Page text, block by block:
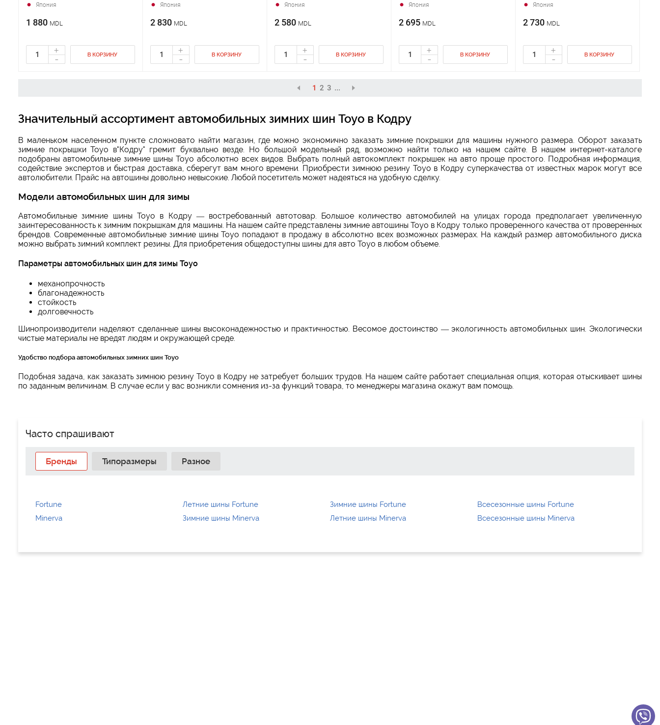
Япония
1 880 MDL
+
- В КОРЗИНУ
Япония
2 830 MDL
+
- В КОРЗИНУ
Япония
2 580 MDL
+
- В КОРЗИНУ
Япония
2 695 MDL
+
- В КОРЗИНУ
Япония
2 730 MDL
+
- В КОРЗИНУ
1 2 3 ...
Значительный ассортимент автомобильных зимних шин Toyo в Кодру
В маленьком населенном пункте сложновато найти магазин, где можно экономично заказать зимние покрышки для машины нужного размера. Оборот заказать
зимние покрышки Toyo в"Кодру" гремит буквально везде. Но большой модельный ряд, возможно найти только на нашем сайте. В нашем интернет-каталоге
подобраны автомобильные зимние шины Toyo абсолютно всех видов. Выбрать полный автокомплект покрышек на авто проще простого. Подробная информация,
содействие экспертов и быстрая доставка, сберегут вам много времени. Приобрести зимнюю резину Toyo в Кодру суперкачества от известных марок могут все
автолюбители. Прайс на автошины довольно невысокие. Любой посетитель может надеяться на удобную сделку.
Модели автомобильных шин для зимы
Автомобильные зимние шины Toyo в Кодру — востребованный автотовар. Большое количество автомобилей на улицах города предполагает увеличенную
заинтересованность к зимним покрышкам для машины. На нашем сайте представлены зимние автошины Toyo в Кодру только проверенного качества от проверенных
брендов. Современные автомобильные зимние шины Toyo попадают в продажу в абсолютно всех возможных размерах. На каждый размер автомобильного диска
можно выбрать зимний комплект резины. Для приобретения общедоступны шины для авто Toyo в любом объеме.
Параметры автомобильных шин для зимы Toyo
механопрочность
благонадежность
стойкость
долговечность
Шинопроизводители наделяют сделанные шины высоконадежностью и практичностью. Весомое достоинство — экологичность автомобильных шин. Экологически
чистые материалы не вредят людям и окружающей среде.
Удобство подбора автомобильных зимних шин Toyo
Подобная задача, как заказать зимнюю резину Toyo в Кодру не затребует больших трудов. На нашем сайте работает специальная опция, которая отыскивает шины
по заданным величинам. В случае если у вас возникли сомнения из-за функций товара, то менеджеры магазина окажут вам помощь.
Часто спрашивают
Бренды Типоразмеры Разное
Fortune Летние шины Fortune Зимние шины Fortune
Всесезонные шины Fortune
Minerva
Зимние шины Minerva Летние шины Minerva Всесезонные шины Minerva